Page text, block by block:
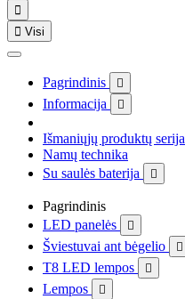

 Visi
Pagrindinis 
Informacija 
Išmaniųjų produktų serija
Namų technika
Su saulės baterija

Pagrindinis
LED panelės

Šviestuvai ant bėgelio 
T8 LED lempos 
Lempos 